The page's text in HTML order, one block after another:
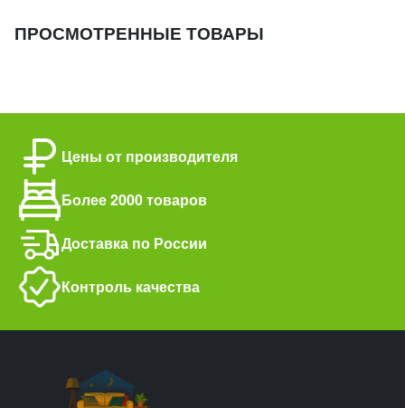
ПРОСМОТРЕННЫЕ ТОВАРЫ
Цены от производителя
Более 2000 товаров
Доставка по России
Контроль качества